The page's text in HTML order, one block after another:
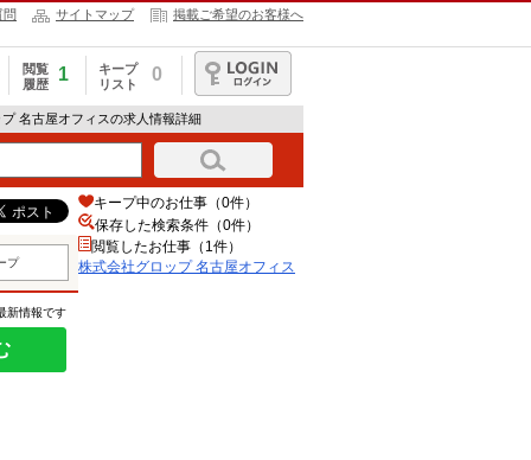
問 サイトマップ 掲載ご希望のお客様へ
閲覧
履歴
1
キープ
リスト
0
ログイン
名古屋オフィスの求人情報詳細
プ
新情報です
キープ中のお仕事（0件）
保存した検索条件（0件）
閲覧したお仕事（1件）
株式会社グロップ 名古屋オフィス